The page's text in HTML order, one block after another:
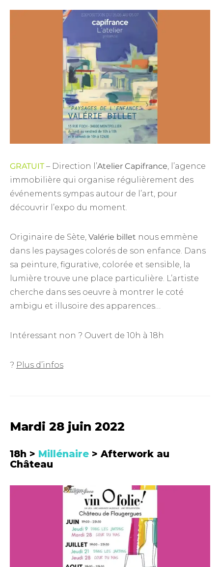
GRATUIT– Direction l’Atelier Capifrance , l’agence
immobilière qui organise régulièrement des
événements sympas autour de l’art, pour
découvrir l’expo du moment.
Originaire de Sète, Valérie billet nous emmène
dans les paysages colorés de son enfance. Dans
sa peinture, figurative, colorée et sensible, la
lumière trouve une place particulière. L’artiste
cherche dans ses oeuvre à montrer le coté
ambigu et illusoire des apparences…
Intéressant non ? Ouvert de 10h à 18h
? Plus d’infos
Mardi 28 juin 2022
18h > Millénaire > Afterwork au
Château